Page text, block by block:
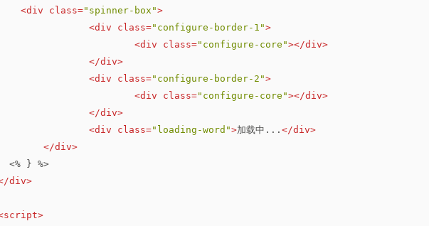
<div class="spinner-box">
<div class="configure-border-1">
<div class="configure-core"></div>
</div>
<div class="configure-border-2">
<div class="configure-core"></div>
</div>
<div class="loading-word">加载中... </div>
</div>
<% } %>
div>
script>